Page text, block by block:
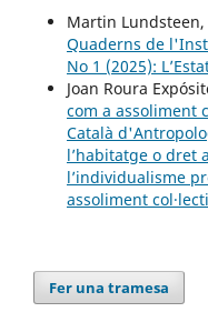
Martin
Quaderns de
No 1 (2025):
Joan Roura
com a assoliment
Català
l’habitatge o dret
l’individualisme
assoliment
Fer una tramesa